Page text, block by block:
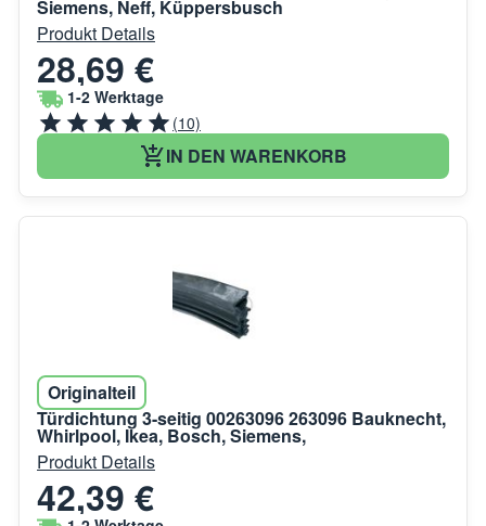
Siemens, Neff, Küppersbusch
Produkt Details
28,69 €
1-2 Werktage
(10)
IN DEN WARENKORB
Originalteil
Türdichtung 3-seitig 00263096 263096 Bauknecht,
Whirlpool, Ikea, Bosch, Siemens,
Produkt Details
42,39 €